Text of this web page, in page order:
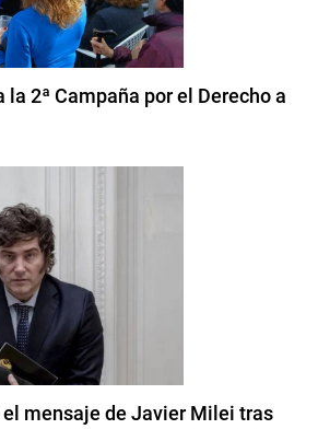
2ª Campaña por el Derecho a
mensaje de Javier Milei tras